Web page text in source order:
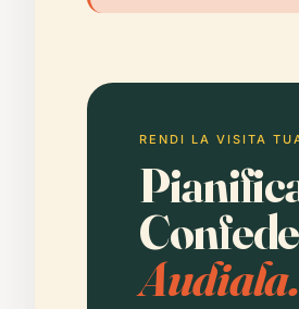
RENDI LA VISITA
Audiala.